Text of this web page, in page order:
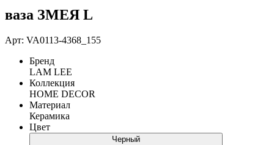
ваза ЗМЕЯ L
Арт: VA0113-4368_155
Бренд
LAM LEE
Коллекция
HOME DECOR
Материал
Керамика
Цвет
Черный